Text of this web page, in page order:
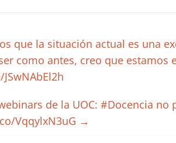
que la situación actual es una
como antes, creo que estamos
de la UOC: #Docencia no
VqqylxN3uG →